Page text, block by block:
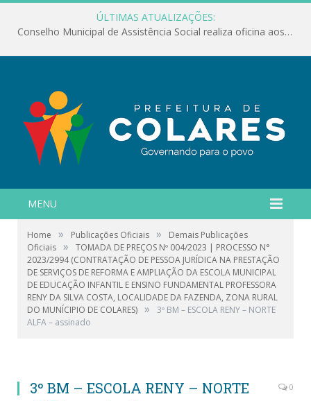
ÚLTIMAS ATUALIZAÇÕES:
Conselho Municipal de Assistência Social realiza oficina aos servidores
MENU
Home » Publicações Oficiais »
Demais Publicações
Oficiais »
TOMADA DE PREÇOS Nº 004/2023 | PROCESSO N°
2023/2994 (CONTRATAÇÃO DE PESSOA JURÍDICA NA PRESTAÇÃO
DE SERVIÇOS DE REFORMA E AMPLIAÇÃO DA ESCOLA MUNICIPAL
DE EDUCAÇÃO INFANTIL E ENSINO FUNDAMENTAL PROFESSORA
RENY DA SILVA COSTA, LOCALIDADE DA FAZENDA, ZONA RURAL
DO MUNÍCIPIO DE COLARES) »
3º BM – ESCOLA RENY – NORTE
ALFA – assinado
3º BM – ESCOLA RENY – NORTE
0